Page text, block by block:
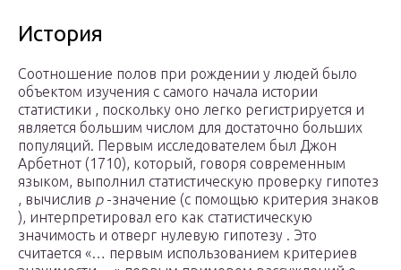
История
Соотношение полов при рождении у людей было
объектом изучения с самого начала истории
статистики , поскольку оно легко регистрируется и
является большим числом для достаточно больших
популяций. Первым исследователем был Джон
Арбетнот (1710), который, говоря современным
языком, выполнил статистическую проверку гипотез
, вычислив p -значение (с помощью критерия знаков
), интерпретировал его как статистическую
значимость и отверг нулевую гипотезу . Это
считается «… первым использованием критериев